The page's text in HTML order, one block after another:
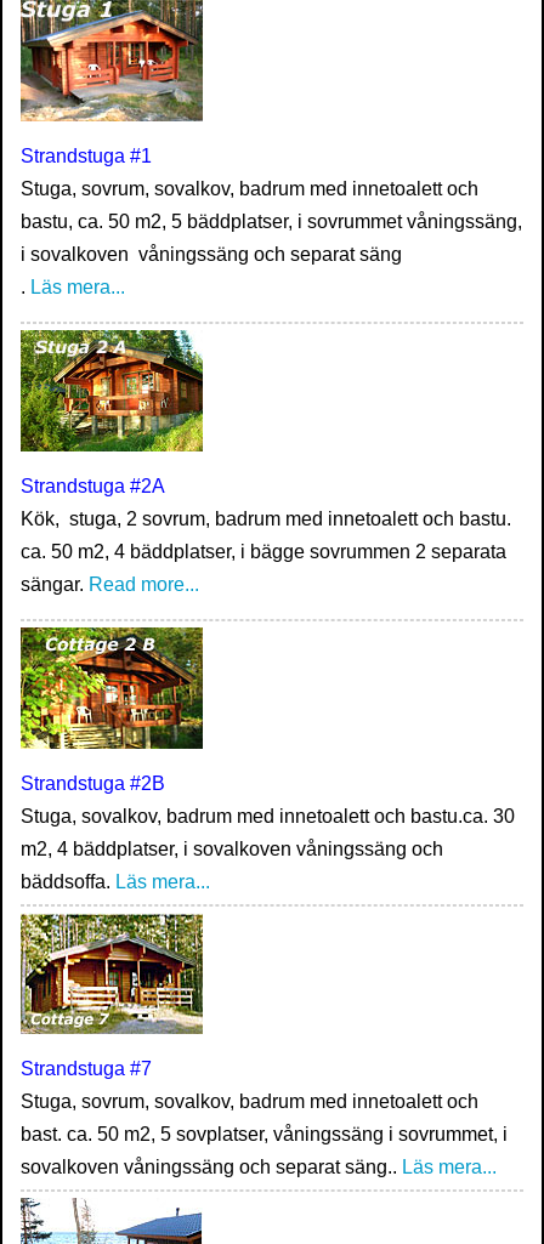
Strandstuga #1
Stuga, sovrum, sovalkov, badrum med innetoalett och
bastu, ca. 50 m2, 5 bäddplatser, i sovrummet våningssäng,
i sovalkoven våningssäng och separat säng
. Läs mera...
Strandstuga #2A
Kök, stuga, 2 sovrum, badrum med innetoalett och bastu.
ca. 50 m2, 4 bäddplatser, i bägge sovrummen 2 separata
sängar. Read more...
Strandstuga #2B
Stuga, sovalkov, badrum med innetoalett och bastu.ca. 30
m2, 4 bäddplatser, i sovalkoven våningssäng och
bäddsoffa. Läs mera...
Strandstuga #7
Stuga, sovrum, sovalkov, badrum med innetoalett och
bast. ca. 50 m2, 5 sovplatser, våningssäng i sovrummet, i
sovalkoven våningssäng och separat säng.. Läs mera...